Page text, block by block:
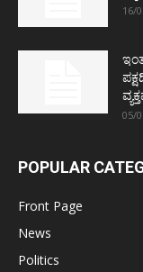
16/
05/
POPULAR
Front Page
News
Politics